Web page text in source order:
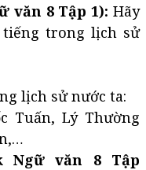
văn 8 Tập 1): Hãy
trong lịch sử
lịch sử nước ta:
Tuấn, Lý Thường
Ngữ văn 8 Tập